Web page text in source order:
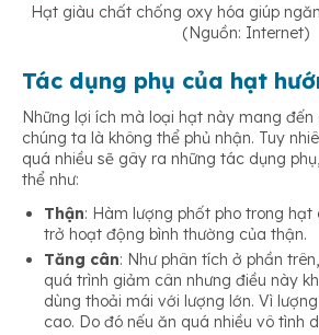
Hạt giàu chất chống oxy hóa giúp
(Nguồn: Internet)
Tác dụng phụ của hạt
Những lợi ích mà loại hạt này mang đến
chúng ta là không thể phủ nhận. Tuy
quá nhiều sẽ gây ra những tác dụng
thể như:
Thận: Hàm lượng phốt pho trong
trở hoạt động bình thường của thận.
Tăng cân: Như phân tích ở phần
quá trình giảm cân nhưng điều này
dùng thoải mái với lượng lớn. Vì
cao. Do đó nếu ăn quá nhiều vô tình